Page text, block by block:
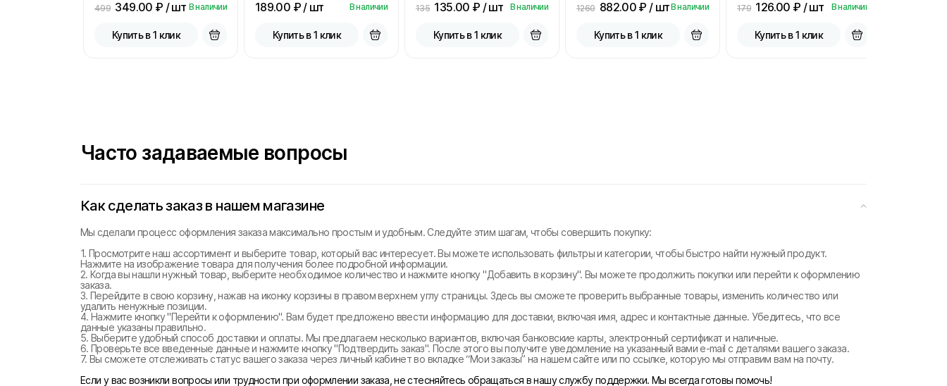
499 349.00 ₽ / шт В наличии
Купить в 1 клик
189.00 ₽ / шт В наличии
Купить в 1 клик
135 135.00 ₽ / шт В наличии
Купить в 1 клик
1260 882.00₽ / штВ наличии
Купить в 1 клик
179 126.00 ₽ / шт В наличии
Купить в 1 клик
Часто задаваемые вопросы
Как сделать заказ в нашем магазине
Мы сделали процесс оформления заказа максимально простым и удобным. Следуйте этим шагам, чтобы совершить покупку:
1. Просмотрите наш ассортимент и выберите товар, который вас интересует. Вы можете использовать фильтры и категории, чтобы быстро найти нужный продукт.
Нажмите на изображение товара для получения более подробной информации.
2. Когда вы нашли нужный товар, выберите необходимое количество и нажмите кнопку "Добавить в корзину". Вы можете продолжить покупки или перейти к оформлению
заказа.
3. Перейдите в свою корзину, нажав на иконку корзины в правом верхнем углу страницы. Здесь вы сможете проверить выбранные товары, изменить количество или
удалить ненужные позиции.
4. Нажмите кнопку "Перейти к оформлению". Вам будет предложено ввести информацию для доставки, включая имя, адрес и контактные данные. Убедитесь, что все
данные указаны правильно.
5. Выберите удобный способ доставки и оплаты. Мы предлагаем несколько вариантов, включая банковские карты, электронный сертификат и наличные.
6. Проверьте все введенные данные и нажмите кнопку "Подтвердить заказ". После этого вы получите уведомление на указанный вами e-mail с деталями вашего заказа.
7. Вы сможете отслеживать статус вашего заказа через личный кабинет во вкладке “Мои заказы” на нашем сайте или по ссылке, которую мы отправим вам на почту.
Если у вас возникли вопросы или трудности при оформлении заказа, не стесняйтесь обращаться в нашу службу поддержки. Мы всегда готовы помочь!